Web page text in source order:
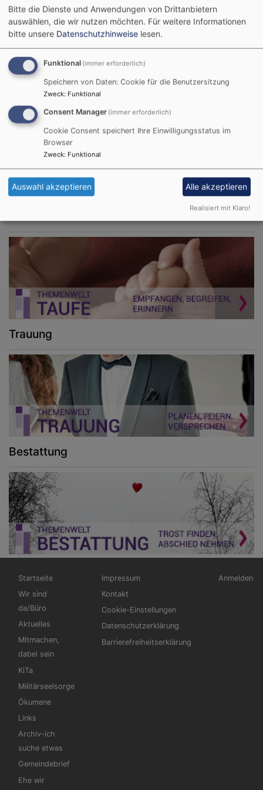
Tageslosung
Siehe, was ich früher verkündigt habe, ist
gekommen. So verkündige ich auch Neues; ehe
denn es sprosst, lasse ich's euch hören.
Der Menschensohn ist's, der den guten Samen sät.
Der Acker ist die Welt.
Matthäus 13,37-38
© Evangelische Brüder-Unität –
Herrnhuter Brüdergemeine
Weitere Informationen finden Sie
Trauung
Bestattung
Hauptnavigation
Startseite
Wir sind
da/Büro
Aktuelles
Mitmachen,
dabei sein
KiTa
Militärseelsorge
Ökumene
Links
Archiv-ich
suche etwas
Gemeindebrief
Ehe wir
Fußbereichsmenü
Impressum
Kontakt
Cookie-Einstellungen
Datenschutzerklärung
Barrierefreiheitserklärung
Anmelden
Bitte die Dienste und Anwendungen von Drittanbietern
auswählen, die wir nutzen möchten. Für weitere Informationen
bitte unsere Datenschutzhinweise lesen.
Funktional (immer erforderlich)
Speichern von Daten: Cookie für die Benutzersitzung
Zweck: Funktional
Consent Manager (immer erforderlich)
Cookie Consent speichert Ihre Einwilligungsstatus im
Browser
Zweck: Funktional
Auswahl akzeptieren Alle akzeptieren
Realisiert mit Klaro!